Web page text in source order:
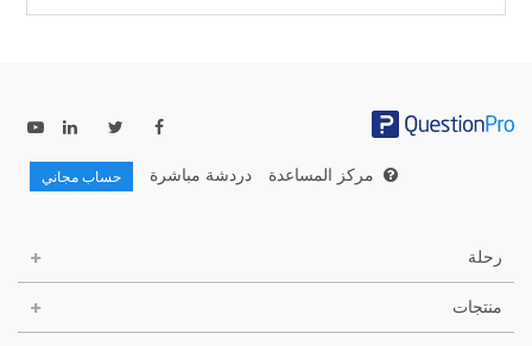
مركز المساعدة دردشة مباشرة حساب مجاني
رحلة
منتجات